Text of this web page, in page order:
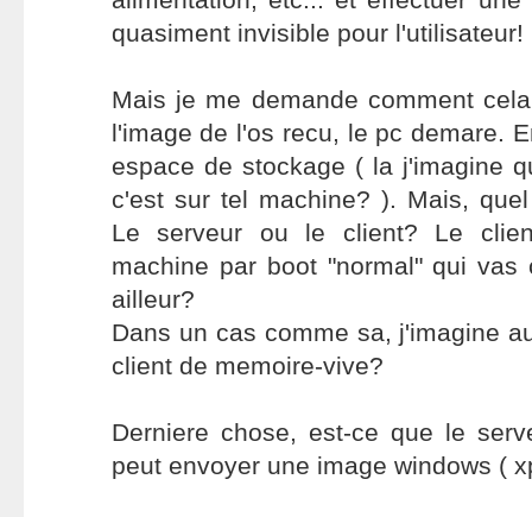
quasiment invisible pour l'utilisateur!
Mais je me demande comment
l'image de l'os recu, le pc demare.
espace de stockage ( la j'imagine
c'est sur tel machine? ). Mais,
Le serveur ou le client? Le
machine par boot "normal" qui vas
ailleur?
Dans un cas comme sa, j'imagine
client de memoire-vive?
Derniere chose, est-ce que le
peut envoyer une image windows (